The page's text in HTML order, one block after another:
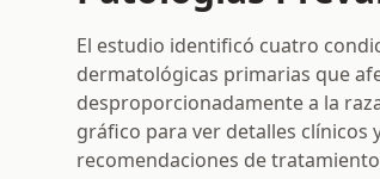
El estudio identificó cuatro
dermatológicas primarias que
desproporcionadamente a la
gráfico para ver detalles clínicos
recomendaciones de